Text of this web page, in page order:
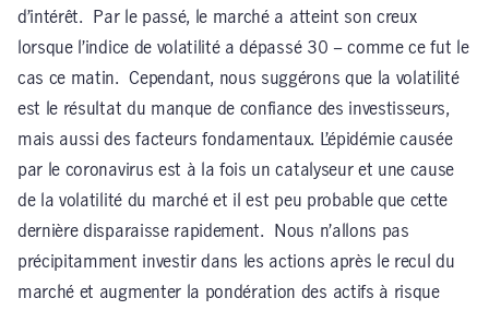
d’intérêt. Par le passé, le marché a atteint son creux
lorsque l’indice de volatilité a dépassé 30 – comme ce fut le
cas ce matin. Cependant, nous suggérons que la volatilité
est le résultat du manque de confiance des investisseurs,
mais aussi des facteurs fondamentaux. L’épidémie causée
par le coronavirus est à la fois un catalyseur et une cause
de la volatilité du marché et il est peu probable que cette
dernière disparaisse rapidement. Nous n’allons pas
précipitamment investir dans les actions après le recul du
marché et augmenter la pondération des actifs à risque